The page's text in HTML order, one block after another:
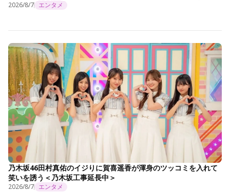
2026/8/7 エンタメ
乃木坂46田村真佑のイジりに賀喜遥香が渾身のツッコミを入れて
笑いを誘う＜乃木坂工事延長中＞
2026/8/7 エンタメ